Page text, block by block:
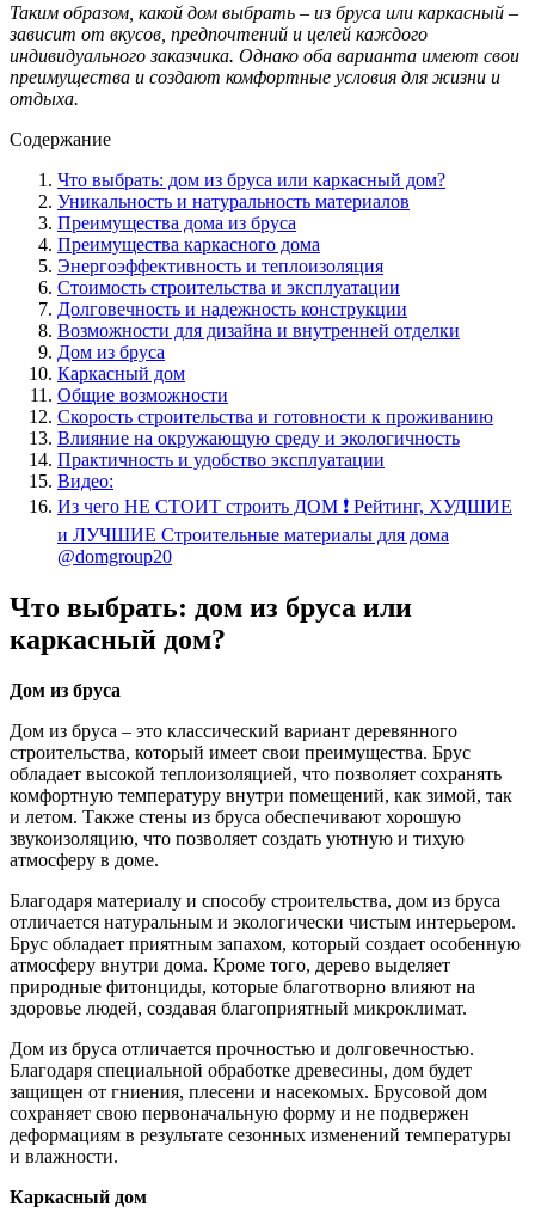
Таким образом, какой дом выбрать – из бруса или каркасный –
зависит от вкусов, предпочтений и целей каждого
индивидуального заказчика. Однако оба варианта имеют свои
преимущества и создают комфортные условия для жизни и
отдыха.
Содержание
Что выбрать: дом из бруса или каркасный дом?
Уникальность и натуральность материалов
Преимущества дома из бруса
Преимущества каркасного дома
Энергоэффективность и теплоизоляция
Стоимость строительства и эксплуатации
Долговечность и надежность конструкции
Возможности для дизайна и внутренней отделки
Дом из бруса
Каркасный дом
Общие возможности
Скорость строительства и готовности к проживанию
Влияние на окружающую среду и экологичность
Практичность и удобство эксплуатации
Видео:
Из чего НЕ СТОИТ строить ДОМ ❗️ Рейтинг, ХУДШИЕ
и ЛУЧШИЕ Строительные материалы для дома
@domgroup20
Что выбрать: дом из бруса или
каркасный дом?
Дом из бруса
Дом из бруса – это классический вариант деревянного
строительства, который имеет свои преимущества. Брус
обладает высокой теплоизоляцией, что позволяет сохранять
комфортную температуру внутри помещений, как зимой, так
и летом. Также стены из бруса обеспечивают хорошую
звукоизоляцию, что позволяет создать уютную и тихую
атмосферу в доме.
Благодаря материалу и способу строительства, дом из бруса
отличается натуральным и экологически чистым интерьером.
Брус обладает приятным запахом, который создает особенную
атмосферу внутри дома. Кроме того, дерево выделяет
природные фитонциды, которые благотворно влияют на
здоровье людей, создавая благоприятный микроклимат.
Дом из бруса отличается прочностью и долговечностью.
Благодаря специальной обработке древесины, дом будет
защищен от гниения, плесени и насекомых. Брусовой дом
сохраняет свою первоначальную форму и не подвержен
деформациям в результате сезонных изменений температуры
и влажности.
Каркасный дом